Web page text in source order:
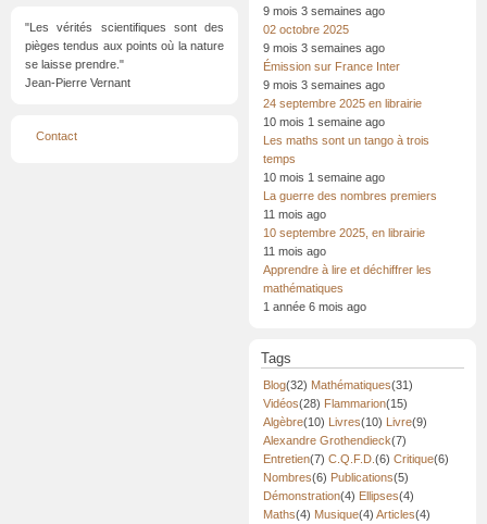
"Les vérités scientifiques sont des
pièges tendus aux points où la nature
se laisse prendre."
Jean-Pierre Vernant
Menu
Contact
9 mois 3 semaines ago
02 octobre 2025
9 mois 3 semaines ago
Émission sur France Inter
9 mois 3 semaines ago
24 septembre 2025 en librairie
10 mois 1 semaine ago
Les maths sont un tango à trois
temps
10 mois 1 semaine ago
La guerre des nombres premiers
11 mois ago
10 septembre 2025, en librairie
11 mois ago
Apprendre à lire et déchiffrer les
mathématiques
1 année 6 mois ago
Tags
Blog(32) Mathématiques(31)
Vidéos(28) Flammarion(15)
Algèbre(10) Livres(10) Livre(9)
Alexandre Grothendieck(7)
Entretien(7) C.Q.F.D. (6) Critique(6)
Nombres(6) Publications(5)
Démonstration(4) Ellipses(4)
Maths(4) Musique(4) Articles(4)